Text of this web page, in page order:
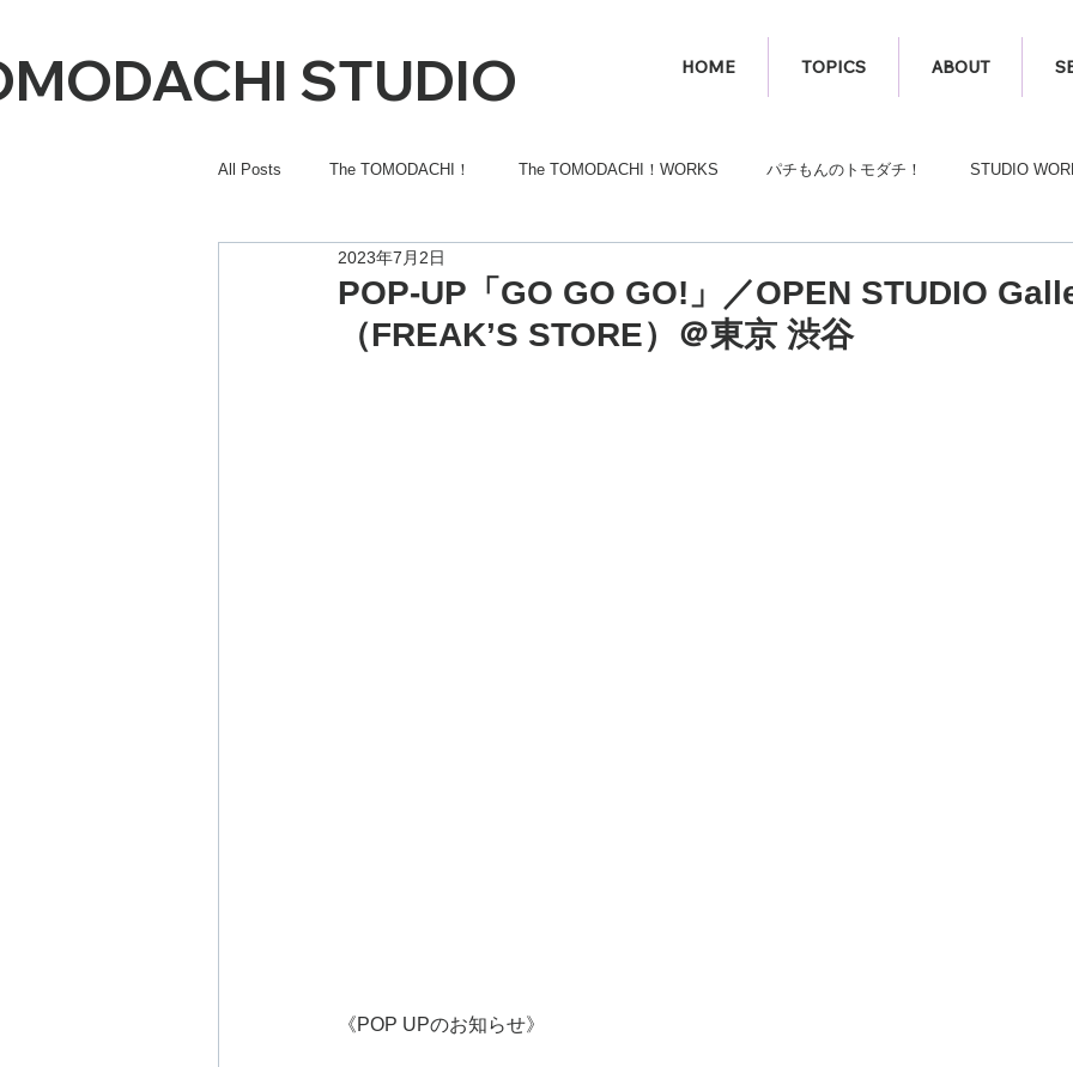
HOME TOPICS ABOUT
STUDIO
All Posts The TOMODACHI！ The TOMODACHI！WORKS パチもんのトモダチ！ STUDIO
POP-UP「GO GO GO!」／OPEN STUDIO
（FREAK’S STORE）＠東京 渋谷
2023年7月2日
《POP UPのお知らせ》